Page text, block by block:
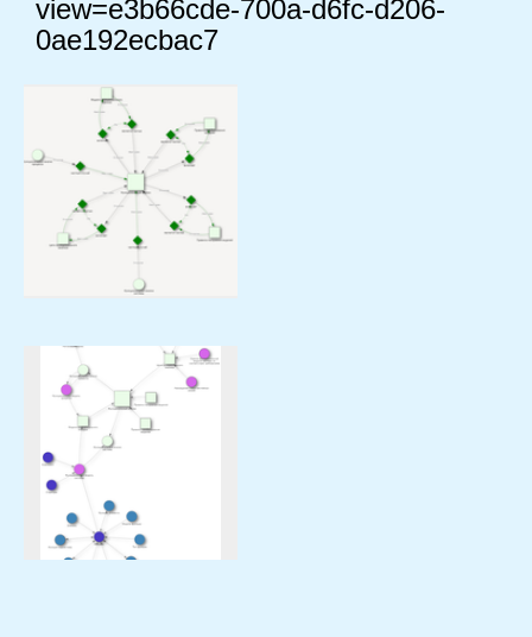
view=e3b66cde-700a-d6fc-d206-
0ae192ecbac7